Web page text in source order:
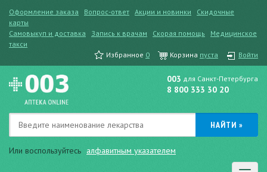
Оформление заказа Вопрос-ответ Акции и новинки
Скидочные
карты
Самовыкуп и доставка
Запись к врачам Скорая помощь
Медицинское
такси
Избранное 0 Корзина пуста Войти
Или воспользуйтесь алфавитным указателем
003 для Санкт-Петербурга
8 800 333 30 20